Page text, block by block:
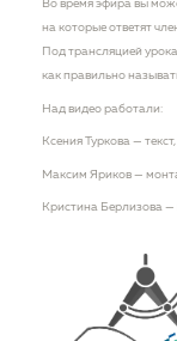
Во время эфира вы
на которые ответят
Под трансляцией
как правильно
Над видео работали:
Ксения Туркова —
Максим Яриков —
Кристина Берлизова